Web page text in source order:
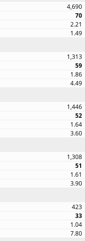
4,690
70
2.21
1.49
1,313
59
1.86
4.49
1,446
52
1.64
3.60
1,308
51
1.61
3.90
423
33
1.04
7.80